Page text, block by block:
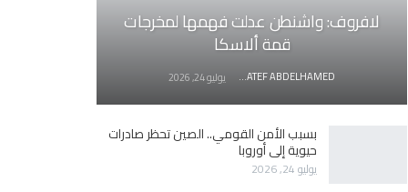
لافروف: واشنطن عدلت فهمها لمخرجات
قمة ألاسكا
AWATEF ABDELHAMED يوليو 24, 2026
بسبب الأمن القومي.. الصين تحظر صادرات
حيوية إلى أوروبا
يوليو 24, 2026